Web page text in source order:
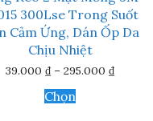
300Lse Trong Suốt
Cảm Ứng, Dán Ốp Da
Chịu Nhiệt
39.000₫ – 295.000₫
ChọnSản
phẩm